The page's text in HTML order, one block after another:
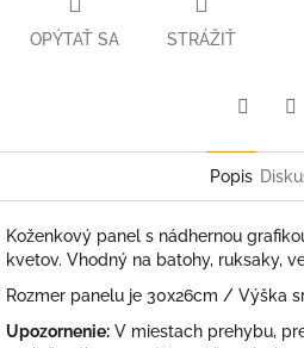
OPÝTAŤ SA STRÁŽIŤ
Popis
Koženkový panel s nádhernou
kvetov. Vhodný na batohy, ruksaky,
Rozmer panelu je 30x26cm / Výška
Upozornenie: V miestach prehybu,